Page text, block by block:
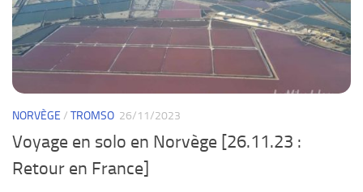
NORVÈGE / TROMSO 26/11/2023
Voyage en solo en Norvège [26.11.23 :
Retour en France]